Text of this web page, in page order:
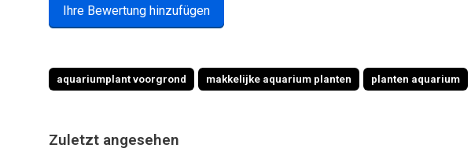
Ihre Bewertung hinzufügen
aquariumplant voorgrond makkelijke aquarium planten planten aquarium
Zuletzt angesehen